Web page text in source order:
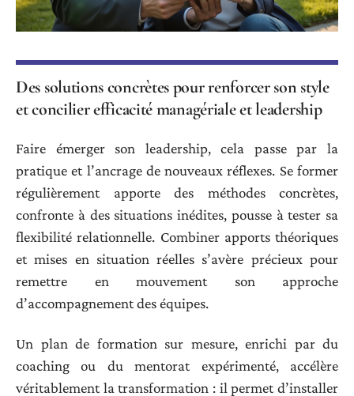
Des solutions concrètes pour renforcer son style
et concilier efficacité managériale et leadership
Faire émerger son leadership, cela passe par la
pratique et l’ancrage de nouveaux réflexes. Se former
régulièrement apporte des méthodes concrètes,
confronte à des situations inédites, pousse à tester sa
flexibilité relationnelle. Combiner apports théoriques
et mises en situation réelles s’avère précieux pour
remettre en mouvement son approche
d’accompagnement des équipes.
Un plan de formation sur mesure, enrichi par du
coaching ou du mentorat expérimenté, accélère
véritablement la transformation : il permet d’installer